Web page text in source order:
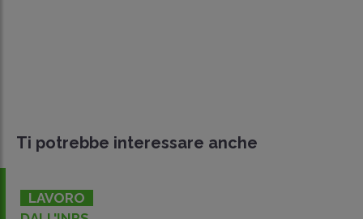
Ti potrebbe interessare anche
LAVORO